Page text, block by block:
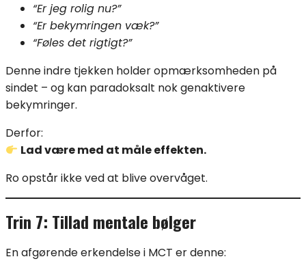
“Er jeg rolig nu?”
“Er bekymringen væk?”
“Føles det rigtigt?”
Denne indre tjekken holder opmærksomheden på
sindet – og kan paradoksalt nok genaktivere
bekymringer.
Derfor:
Lad være med at måle effekten.
Ro opstår ikke ved at blive overvåget.
Trin 7: Tillad mentale bølger
En afgørende erkendelse i MCT er denne: